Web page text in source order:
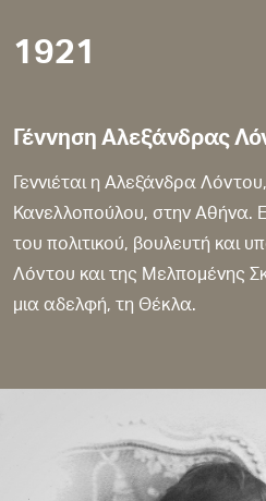
1921
Γέννηση Αλεξάνδρας
Γεννιέται η Αλεξάνδρα
Κανελλοπούλου, στην Αθήνα.
του πολιτικού, βουλευτή και
Λόντου και της Μελπομένης
μια αδελφή, τη Θέκλα.